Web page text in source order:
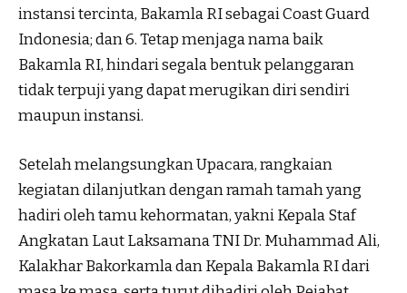
instansi tercinta, Bakamla RI sebagai Coast Guard
Indonesia; dan 6. Tetap menjaga nama baik
Bakamla RI, hindari segala bentuk pelanggaran
tidak terpuji yang dapat merugikan diri sendiri
maupun instansi.
Setelah melangsungkan Upacara, rangkaian
kegiatan dilanjutkan dengan ramah tamah yang
hadiri oleh tamu kehormatan, yakni Kepala Staf
Angkatan Laut Laksamana TNI Dr. Muhammad Ali,
Kalakhar Bakorkamla dan Kepala Bakamla RI dari